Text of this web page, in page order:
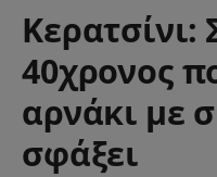
40χρονος
αρνάκι με
σφάξει